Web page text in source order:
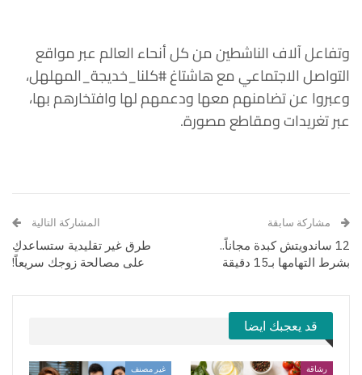
وتفاعل آلاف الناشطين من كل أنحاء العالم عبر مواقع
التواصل الاجتماعي مع هاشتاغ #كلنا_خديجة_المهلهل،
وعبروا عن تضامنهم معها ودعمهم لها وافتخارهم بها،
عبر تغريدات ومقاطع مصورة.
مشاركة سابقة
12 ساندويتش كبدة مجاناً..
بشرط التهامها بـ15 دقيقة
المشاركة التالية
طرق غير تقليدية ستساعدكِ
على مصالحة زوجك سريعاً!
قد يعجبك ايضا
رشاقة غير مصنف